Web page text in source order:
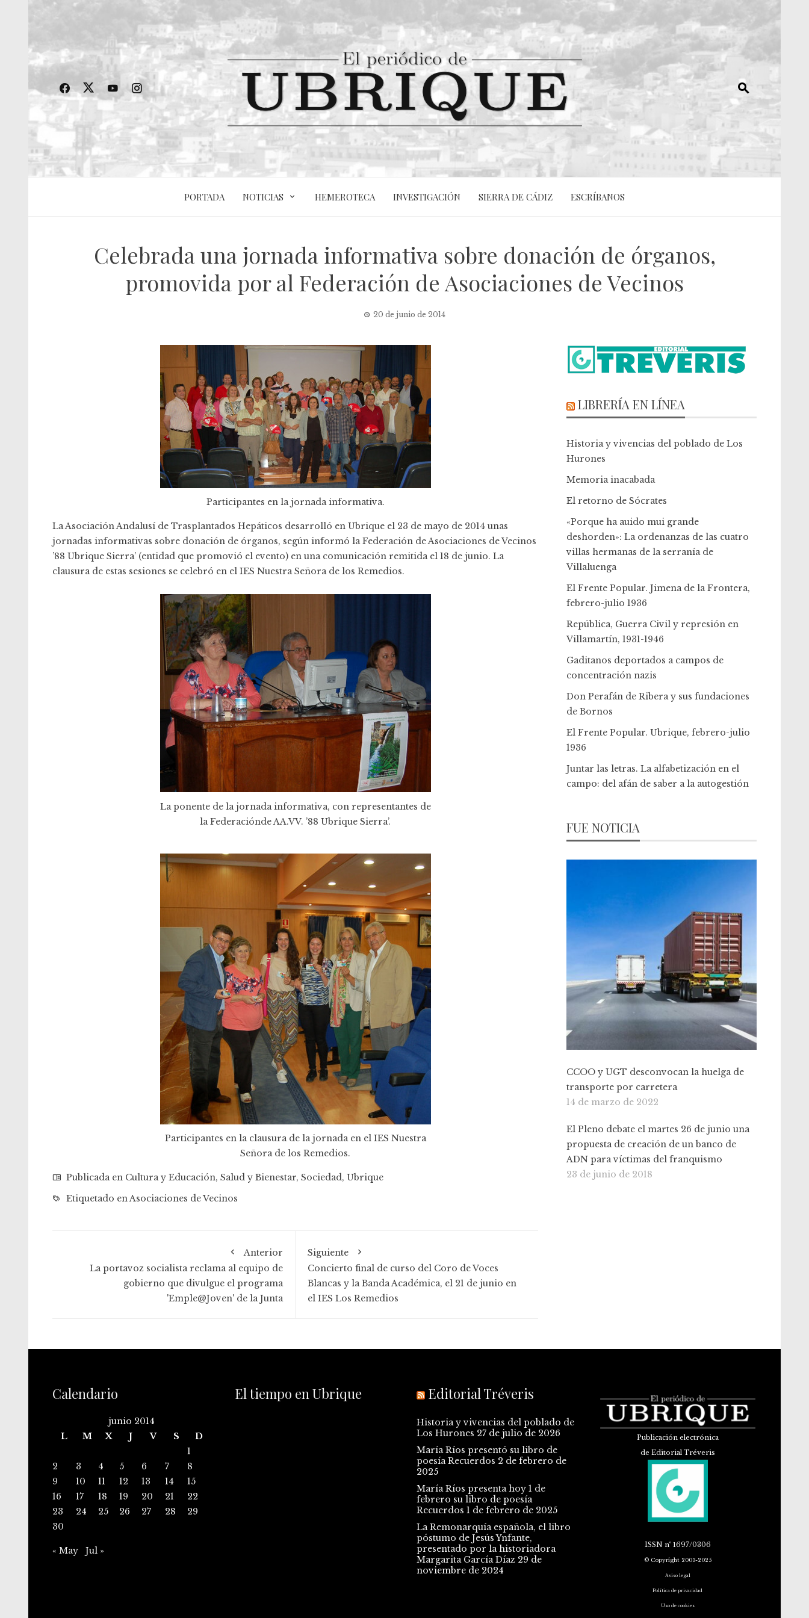
PORTADA NOTICIAS HEMEROTECA INVESTIGACIÓN SIERRA DE CÁDIZ ESCRÍBANOS
Celebrada una jornada informativa sobre donación de órganos,
promovida por al Federación de Asociaciones de Vecinos
20 de junio de 2014
Participantes en la jornada informativa.
La Asociación Andalusí de Trasplantados Hepáticos desarrolló en Ubrique el 23 de mayo de 2014 unas
jornadas informativas sobre donación de órganos, según informó la Federación de Asociaciones de Vecinos
’88 Ubrique Sierra’ (entidad que promovió el evento) en una comunicación remitida el 18 de junio. La
clausura de estas sesiones se celebró en el IES Nuestra Señora de los Remedios.
La ponente de la jornada informativa, con representantes de
la Federaciónde AA.VV. ’88 Ubrique Sierra’.
Participantes en la clausura de la jornada en el IES Nuestra
Señora de los Remedios.
Publicada en Cultura y Educación, Salud y Bienestar, Sociedad, Ubrique
Etiquetado enAsociaciones de Vecinos
Anterior
La portavoz socialista reclama al equipo de
gobierno que divulgue el programa
'Emple@Joven' de la Junta
Siguiente
Concierto final de curso del Coro de Voces
Blancas y la Banda Académica, el 21 de junio en
el IES Los Remedios
LIBRERÍA EN LÍNEA
Historia y vivencias del poblado de Los
Hurones
Memoria inacabada
El retorno de Sócrates
«Porque ha auido mui grande
deshorden»: La ordenanzas de las cuatro
villas hermanas de la serranía de
Villaluenga
El Frente Popular. Jimena de la Frontera,
febrero-julio 1936
República, Guerra Civil y represión en
Villamartín, 1931-1946
Gaditanos deportados a campos de
concentración nazis
Don Perafán de Ribera y sus fundaciones
de Bornos
El Frente Popular. Ubrique, febrero-julio
1936
Juntar las letras. La alfabetización en el
campo: del afán de saber a la autogestión
FUE NOTICIA
CCOO y UGT desconvocan la huelga de
transporte por carretera
14 de marzo de 2022
El Pleno debate el martes 26 de junio una
propuesta de creación de un banco de
ADN para víctimas del franquismo
23 de junio de 2018
Calendario
junio 2014
L
M X J V S
D
1
2
3 4 5 6 7
8
9
10 11 12 13 14
15
16
17 18 19 20 21
22
23
24 25 26 27 28
29
30
« May Jul »
El tiempo en Ubrique Editorial Tréveris
Historia y vivencias del poblado de
Los Hurones 27 de julio de 2026
María Ríos presentó su libro de
poesía Recuerdos 2 de febrero de
2025
María Ríos presenta hoy 1 de
febrero su libro de poesía
Recuerdos 1 de febrero de 2025
La Remonarquía española, el libro
póstumo de Jesús Ynfante,
presentado por la historiadora
Margarita García Díaz 29 de
noviembre de 2024
Publicación electrónica
de Editorial Tréveris
ISSNnº 1697/0306
© Copyright 2003-2025
Aviso legal
Política de privacidad
Uso de cookies